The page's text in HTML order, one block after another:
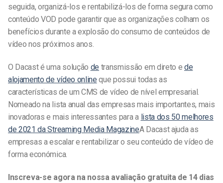
seguida, organizá-los e rentabilizá-los de forma segura como
conteúdo VOD pode garantir que as organizações colham os
benefícios durante a explosão do consumo de conteúdos de
vídeo nos próximos anos.
O Dacast é uma solução de transmissão em direto ede
alojamento de vídeo online que possui todas as
características de um CMS de vídeo de nível empresarial.
Nomeado na lista anual das empresas mais importantes, mais
inovadoras e mais interessantes para a lista dos 50 melhores
de 2021 da Streaming Media MagazineA Dacast ajuda as
empresas a escalar e rentabilizar o seu conteúdo de vídeo de
forma económica.
Inscreva-se agora na nossa avaliação gratuita de 14 dias